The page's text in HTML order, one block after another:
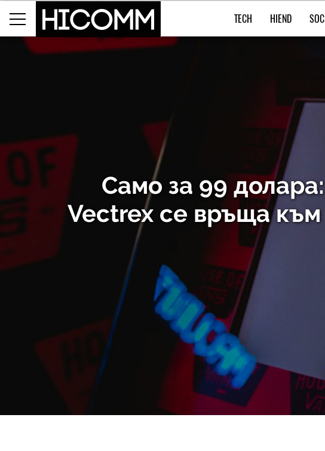
TECH HIEND
Само за 99
Vectrex се връща